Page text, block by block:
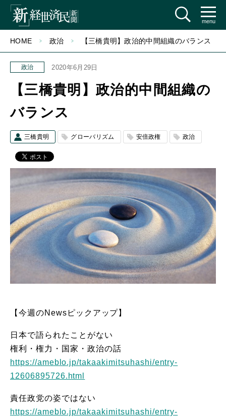
menu
HOME 政治 【三橋貴明】政治的中間組織のバランス
政治 2020年6月29日
【三橋貴明】政治的中間組織の
バランス
三橋貴明 グローバリズム 安倍政権 政治
【今週のNewsピックアップ】
日本で語られたことがない
権利・権力・国家・政治の話
https://ameblo.jp/takaakimitsuhashi/entry-
12606895726.html
責任政党の姿ではない
https://ameblo.jp/takaakimitsuhashi/entry-